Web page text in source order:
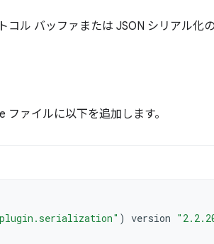
コル バッファまたは JSON シリアル化
ァイルに以下を追加します。
) version